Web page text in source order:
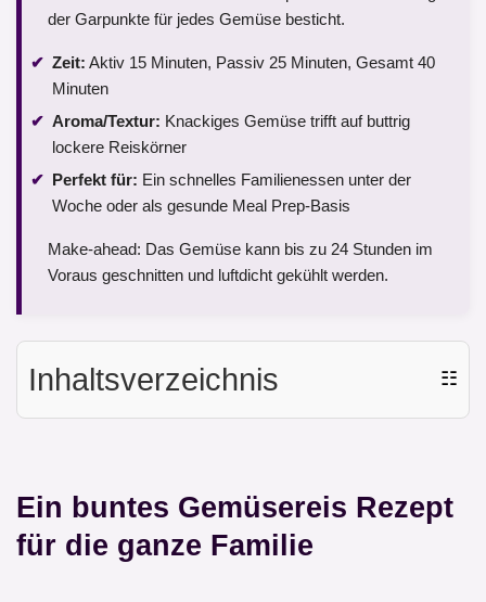
der Garpunkte für jedes Gemüse besticht.
Zeit: Aktiv 15 Minuten, Passiv 25 Minuten, Gesamt 40
Minuten
Aroma/Textur: Knackiges Gemüse trifft auf buttrig
lockere Reiskörner
Perfekt für: Ein schnelles Familienessen unter der
Woche oder als gesunde Meal Prep-Basis
Make-ahead: Das Gemüse kann bis zu 24 Stunden im
Voraus geschnitten und luftdicht gekühlt werden.
Inhaltsverzeichnis ☷
Ein buntes Gemüsereis Rezept
für die ganze Familie